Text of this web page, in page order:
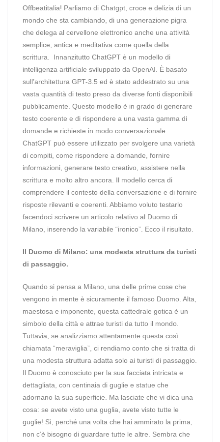
Offbeatitalia! Parliamo di Chatgpt, croce e delizia di un
mondo che sta cambiando, di una generazione pigra
che delega al cervellone elettronico anche una attività
semplice, antica e meditativa come quella della
scrittura.
Innanzitutto ChatGPT è un modello di
intelligenza artificiale sviluppato da OpenAI. È basato
sull’architettura GPT-3.5 ed è stato addestrato su una
vasta quantità di testo preso da diverse fonti disponibili
pubblicamente. Questo modello è in grado di generare
testo coerente e di rispondere a una vasta gamma di
domande e richieste in modo conversazionale.
ChatGPT può essere utilizzato per svolgere una varietà
di compiti, come rispondere a domande, fornire
informazioni, generare testo creativo, assistere nella
scrittura e molto altro ancora. Il modello cerca di
comprendere il contesto della conversazione e di fornire
risposte rilevanti e coerenti. Abbiamo voluto testarlo
facendoci scrivere un articolo relativo al Duomo di
Milano, inserendo la variabile “ironico”. Ecco il risultato.
Il Duomo di Milano: una modesta struttura da turisti
di passaggio.
Quando si pensa a Milano, una delle prime cose che
vengono in mente è sicuramente il famoso Duomo. Alta,
maestosa e imponente, questa cattedrale gotica è un
simbolo della città e attrae turisti da tutto il mondo.
Tuttavia, se analizziamo attentamente questa così
chiamata “meraviglia”, ci rendiamo conto che si tratta di
una modesta struttura adatta solo ai turisti di passaggio.
Il Duomo è conosciuto per la sua facciata intricata e
dettagliata, con centinaia di guglie e statue che
adornano la sua superficie. Ma lasciate che vi dica una
cosa: se avete visto una guglia, avete visto tutte le
guglie! Sì, perché una volta che hai ammirato la prima,
non c’è bisogno di guardare tutte le altre. Sembra che